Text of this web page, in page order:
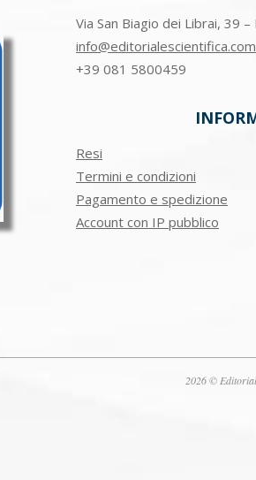
Via San Biagio dei Librai, 39 –
info@editorialescientifica.com
+39 081 5800459
Resi
Termini e condizioni
Pagamento e spedizione
Account con IP pubblico
2026 ©